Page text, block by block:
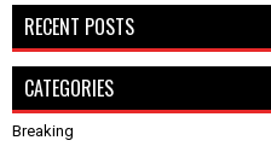
RECENT POSTS
CATEGORIES
Breaking